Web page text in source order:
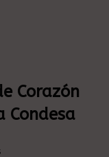
Corazón
Condesa